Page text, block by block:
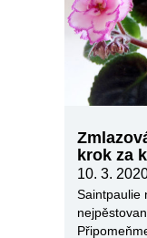
krok za
10. 3.
Saintpaulie